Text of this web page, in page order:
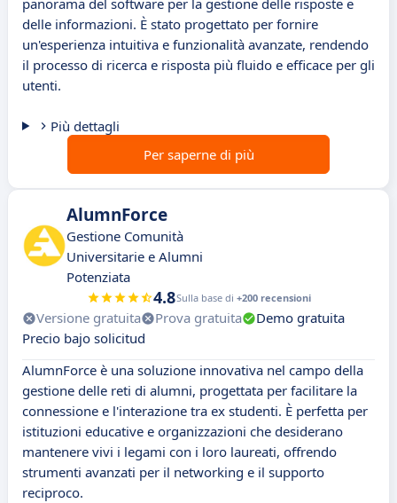
panorama del software per la gestione delle risposte e
delle informazioni. È stato progettato per fornire
un'esperienza intuitiva e funzionalità avanzate, rendendo
il processo di ricerca e risposta più fluido e efficace per gli
utenti.
Più dettagli
Per saperne di più
AlumnForce
Gestione Comunità
Universitarie e Alumni
Potenziata
4.8Sulla base di +200 recensioni
Versione gratuita Prova gratuita
Demo gratuita
Precio bajo solicitud
AlumnForce è una soluzione innovativa nel campo della
gestione delle reti di alumni, progettata per facilitare la
connessione e l'interazione tra ex studenti. È perfetta per
istituzioni educative e organizzazioni che desiderano
mantenere vivi i legami con i loro laureati, offrendo
strumenti avanzati per il networking e il supporto
reciproco.